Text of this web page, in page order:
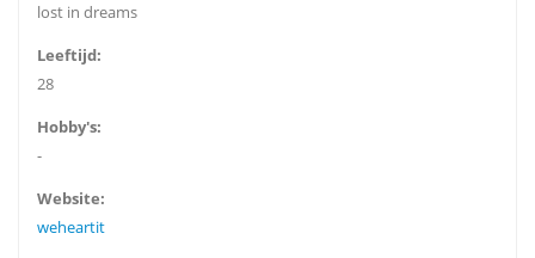
lost in dreams
Leeftijd:
28
Hobby's:
-
Website:
weheartit